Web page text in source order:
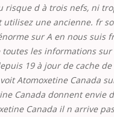
risque d à trois nefs, ni
utilisez une ancienne. fr
sur A en nous suis
les informations sur
19 à jour de cache
Atomoxetine Canada
Canada donnent envie
Canada il n arrive